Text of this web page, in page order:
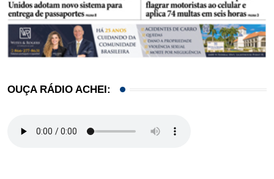
OUÇA RÁDIO ACHEI: